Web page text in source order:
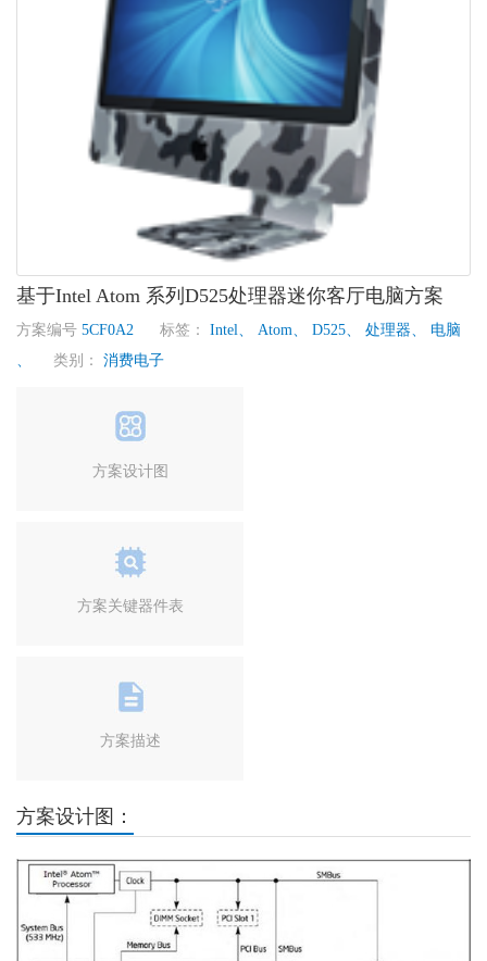
基于Intel Atom 系列D525处理器迷你客厅电脑方案
方案编号 5CF0A2 标签： Intel、 Atom、 D525、 处理器、
电脑
、
类别： 消费电子
方案设计图
方案关键器件表
方案描述
方案设计图：
Previous